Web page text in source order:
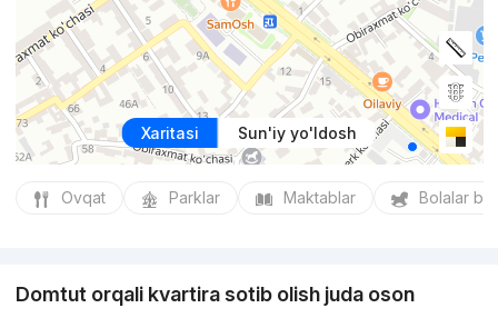
Xaritasi Sun'iy yo'ldosh
Ovqat Parklar Maktablar Bolalar
Domtut orqali kvartira sotib olish juda oson